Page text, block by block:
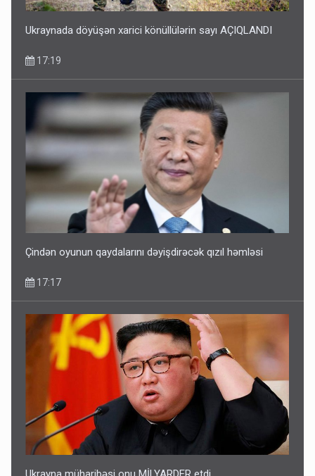
Ukraynada döyüşən xarici könüllülərin sayı AÇIQLANDI
17:19
Çindən oyunun qaydalarını dəyişdirəcək qızıl həmləsi
17:17